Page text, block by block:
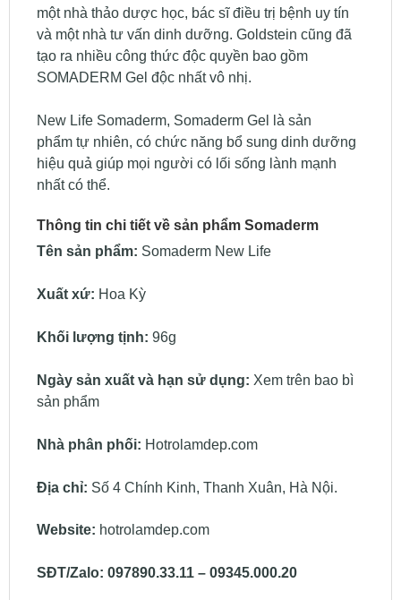
một nhà thảo dược học, bác sĩ điều trị bệnh uy tín
và một nhà tư vấn dinh dưỡng. Goldstein cũng đã
tạo ra nhiều công thức độc quyền bao gồm
SOMADERM Gel độc nhất vô nhị.
New Life Somaderm, Somaderm Gel là sản
phẩm tự nhiên, có chức năng bổ sung dinh dưỡng
hiệu quả giúp mọi người có lối sống lành mạnh
nhất có thể.
Thông tin chi tiết về sản phẩm Somaderm
Tên sản phẩm: Somaderm New Life
Xuất xứ: Hoa Kỳ
Khối lượng tịnh: 96g
Ngày sản xuất và hạn sử dụng: Xem trên bao bì
sản phẩm
Nhà phân phối: Hotrolamdep.com
Địa chỉ: Số 4 Chính Kinh, Thanh Xuân, Hà Nội.
Website: hotrolamdep.com
SĐT/Zalo: 097890.33.11 – 09345.000.20